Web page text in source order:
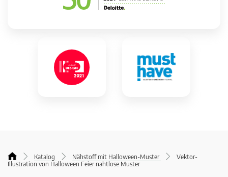
Katalog Nähstoff mit Halloween-Muster
Vektor-
Illustration von Halloween Feier nahtlose Muster